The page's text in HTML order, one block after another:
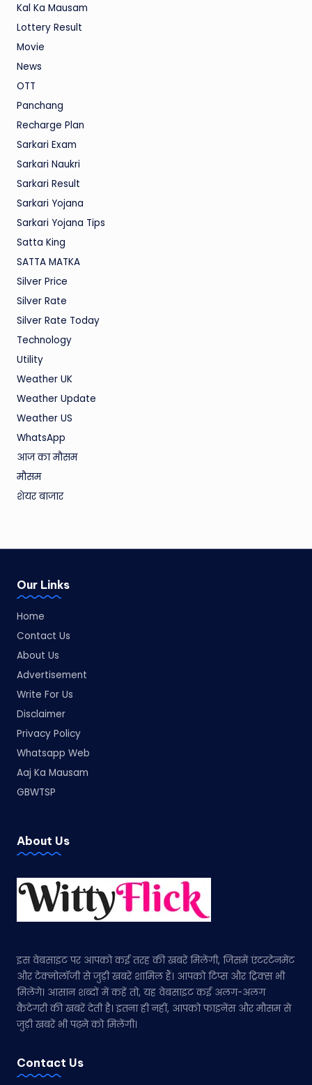
Kal Ka Mausam
Lottery Result
Movie
News
OTT
Panchang
Recharge Plan
Sarkari Exam
Sarkari Naukri
Sarkari Result
Sarkari Yojana
Sarkari Yojana Tips
Satta King
SATTA MATKA
Silver Price
Silver Rate
Silver Rate Today
Technology
Utility
Weather UK
Weather Update
Weather US
WhatsApp
आज का मौसम
मौसम
शेयर बाजार
Our Links
Home
Contact Us
About Us
Advertisement
Write For Us
Disclaimer
Privacy Policy
Whatsapp Web
Aaj Ka Mausam
GBWTSP
About Us
इस वेबसाइट पर आपको कई तरह की खबरें मिलेंगी, जिसमें एंटरटेनमेंट
और टेक्नोलॉजी से जुड़ी खबरें शामिल हैं। आपको टिप्स और ट्रिक्स भी
मिलेंगे। आसान शब्दों में कहें तो, यह वेबसाइट कई अलग-अलग
कैटेगरी की खबरें देती है। इतना ही नहीं, आपको फाइनेंस और मौसम से
जुड़ी खबरें भी पढ़ने को मिलेंगी।
Contact Us